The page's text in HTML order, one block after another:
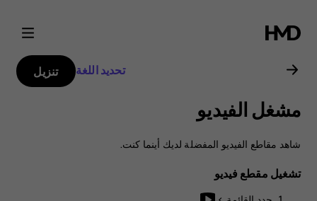
دليل
مستخدم
Nokia
3310
تحديد اللغة تنزيل
مشغل الفيديو
شاهد مقاطع الفيديو المفضلة لديك أينما كنت.
تشغيل مقطع فيديو